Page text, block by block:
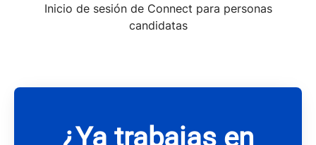
Inicio de sesión de Connect para personas
candidatas
¿Ya trabajas en